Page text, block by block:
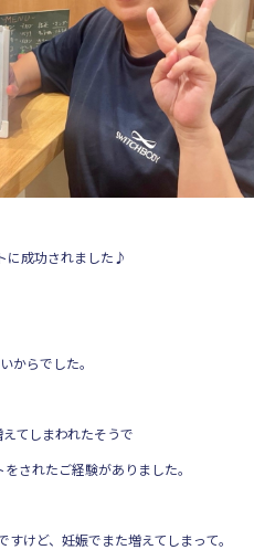
に成功されました♪
からでした。
てしまわれたそうで
されたご経験がありました。
すけど、妊娠でまた増えてしまって。